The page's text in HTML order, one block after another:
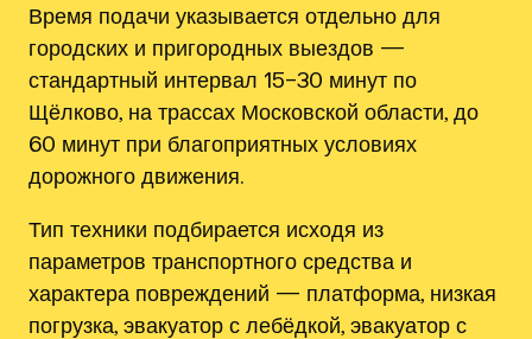
Время подачи указывается отдельно для
городских и пригородных выездов —
стандартный интервал 15–30 минут по
Щёлково, на трассах Московской области, до
60 минут при благоприятных условиях
дорожного движения.
Тип техники подбирается исходя из
параметров транспортного средства и
характера повреждений — платформа, низкая
погрузка, эвакуатор с лебёдкой, эвакуатор с